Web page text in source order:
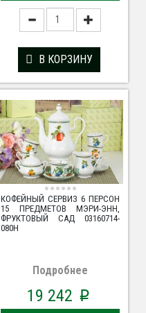
В КОРЗИНУ
КОФЕЙНЫЙ СЕРВИЗ 6 ПЕРСОН
15 ПРЕДМЕТОВ МЭРИ-ЭНН,
ФРУКТОВЫЙ САД 03160714-
080H
Подробнее
19 242 p